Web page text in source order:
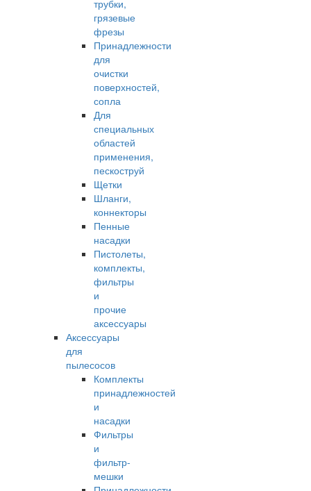
трубки,
грязевые
фрезы
Принадлежности
для
очистки
поверхностей,
сопла
Для
специальных
областей
применения,
пескоструй
Щетки
Шланги,
коннекторы
Пенные
насадки
Пистолеты,
комплекты,
фильтры
и
прочие
аксессуары
Аксессуары
для
пылесосов
Комплекты
принадлежностей
и
насадки
Фильтры
и
фильтр-
мешки